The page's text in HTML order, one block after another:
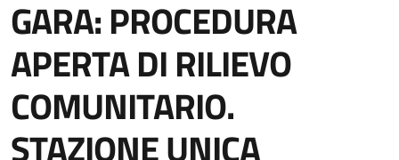
GARA: PROCEDURA
APERTA DI RILIEVO
COMUNITARIO.
STAZIONE UNICA